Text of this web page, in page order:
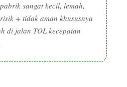
sangat kecil, lemah,
+ tidak aman khususnya
di jalan TOL kecepatan